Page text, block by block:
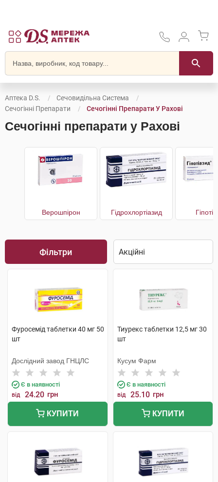
Аптека D.S.
Сечовидільна Система
Сечогінні Препарати
Сечогінні Препарати У Рахові
Сечогінні препарати у Рахові
Верошпірон Гідрохлортіазид
Фільтри
Фуросемід таблетки 40 мг 50
шт
Дослідний завод ГНЦЛС
Є в наявності
від 24.20 грн
КУПИТИ
Тиурекс таблетки 12,5 мг 30
шт
Кусум Фарм
Є в наявності
від 25.10 грн
КУПИТИ